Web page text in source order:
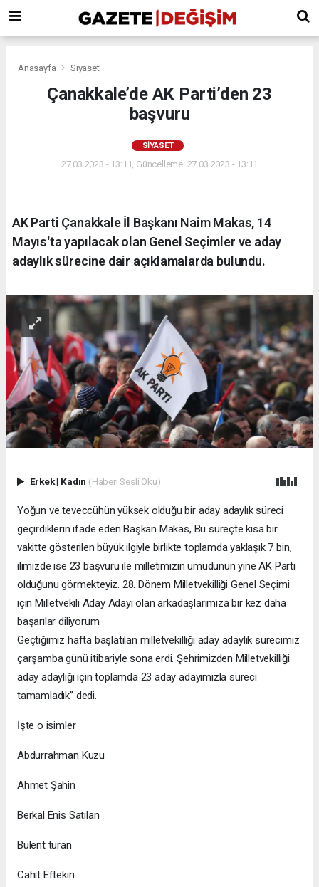
Anasayfa Siyaset
Çanakkale’de AK Parti’den 23
başvuru
SIYASET
27.03.2023 - 13:11, Güncelleme: 27.03.2023 - 13:11
AK Parti Çanakkale İl Başkanı Naim Makas, 14
Mayıs'ta yapılacak olan Genel Seçimler ve aday
adaylık sürecine dair açıklamalarda bulundu.
Erkek| Kadın (Haberi Sesli Oku)
Yoğun ve teveccühün yüksek olduğu bir aday adaylık süreci
geçirdiklerin ifade eden Başkan Makas, Bu süreçte kısa bir
vakitte gösterilen büyük ilgiyle birlikte toplamda yaklaşık 7 bin,
ilimizde ise 23 başvuru ile milletimizin umudunun yine AK Parti
olduğunu görmekteyiz. 28. Dönem Milletvekilliği Genel Seçimi
için Milletvekili Aday Adayı olan arkadaşlarımıza bir kez daha
başarılar diliyorum.
Geçtiğimiz hafta başlatılan milletvekilliği aday adaylık sürecimiz
çarşamba günü itibariyle sona erdi. Şehrimizden Milletvekilliği
aday adaylığı için toplamda 23 aday adayımızla süreci
tamamladık” dedi.
İşte o isimler
Abdurrahman Kuzu
Ahmet Şahin
Berkal Enis Satılan
Bülent turan
Cahit Eftekin